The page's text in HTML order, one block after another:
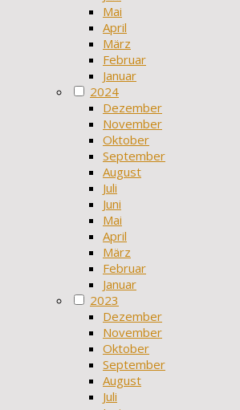
Mai
April
März
Februar
Januar
2024
Dezember
November
Oktober
September
August
Juli
Juni
Mai
April
März
Februar
Januar
2023
Dezember
November
Oktober
September
August
Juli